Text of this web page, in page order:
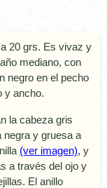
20 grs. Es vivaz y
mediano, con
negro en el pecho
y ancho.
la cabeza gris
negra y gruesa a
(ver imagen), y
a través del ojo y
El anillo